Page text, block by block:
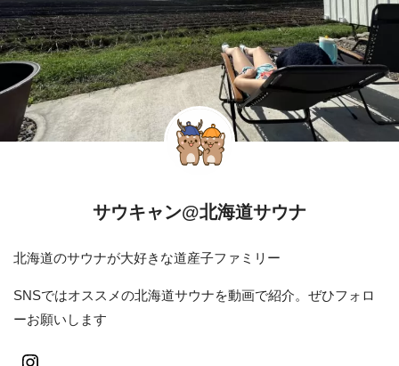
サウキャン@北海道サウナ
北海道のサウナが大好きな道産子ファミリー
SNSではオススメの北海道サウナを動画で紹介。ぜひフォロ
ーお願いします